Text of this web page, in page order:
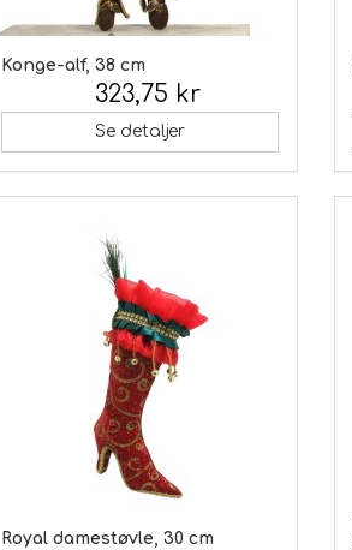
Konge-alf, 38 cm
323,75 kr
Se detaljer
Royal damestøvle, 30 cm